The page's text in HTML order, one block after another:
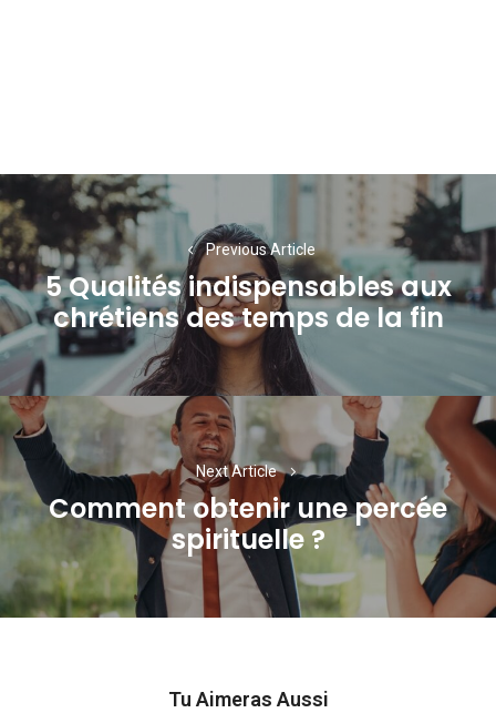
Navigation
de
l’article
Previous Article
Previous
post:
5 Qualités indispensables aux
chrétiens des temps de la fin
Next Article
Next
post:
Comment obtenir une percée
spirituelle ?
Tu Aimeras Aussi